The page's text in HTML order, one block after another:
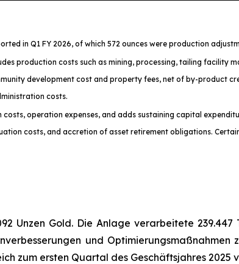
in Q1 FY 2026, of which 572 ounces were production
production costs such as mining, processing, tailing facility
development cost and property fees, net of by-product
costs.
operation expenses, and adds sustaining capital
costs, and accretion of asset retirement obligations.
Unzen Gold. Die Anlage verarbeitete
und
zum ersten Quartal des Geschäftsjahres 2025